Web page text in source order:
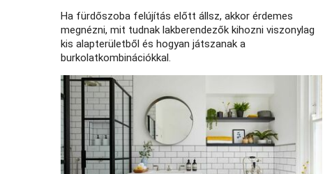
Ha fürdőszoba felújítás előtt állsz, akkor érdemes
megnézni, mit tudnak lakberendezők kihozni viszonylag
kis alapterületből és hogyan játszanak a
burkolatkombinációkkal.